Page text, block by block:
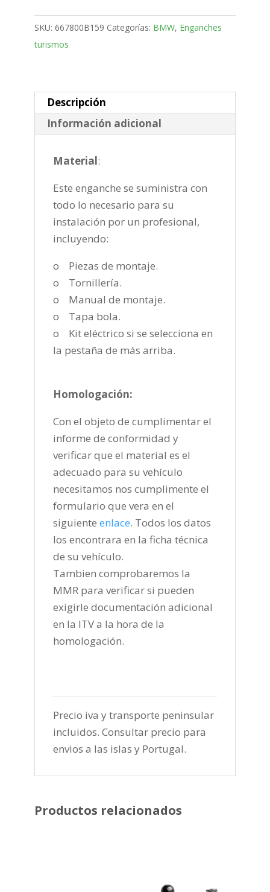
4
Puertas
Bola
2019-
cantidad
SKU: 667800B159 Categorías: BMW, Enganches
turismos
Descripción
Información adicional
Material:
Este enganche se suministra con
todo lo necesario para su
instalación por un profesional,
incluyendo:
o Piezas de montaje.
o Tornillería.
o Manual de montaje.
o Tapa bola.
o Kit eléctrico si se selecciona en
la pestaña de más arriba.
Homologación:
Con el objeto de cumplimentar el
informe de conformidad y
verificar que el material es el
adecuado para su vehículo
necesitamos nos cumplimente el
formulario que vera en el
siguiente enlace. Todos los datos
los encontrara en la ficha técnica
de su vehículo.
Tambien comprobaremos la
MMR para verificar si pueden
exigirle documentación adicional
en la ITV a la hora de la
homologación.
Precio iva y transporte peninsular
incluidos. Consultar precio para
envios a las islas y Portugal.
Productos relacionados